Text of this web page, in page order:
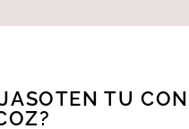
TU